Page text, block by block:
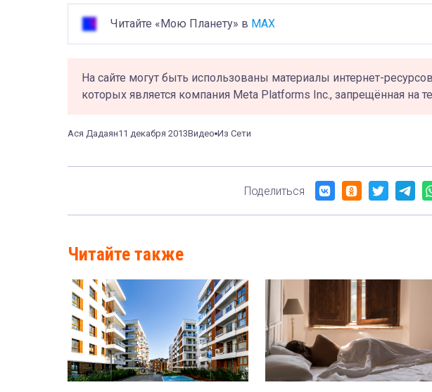
Читайте «Мою Планету» в MAX
На сайте могут быть использованы материалы интернет-
которых является компания Meta Platforms Inc., запрещённая на
Ася Дадаян11 декабря 2013Видео Из Сети
Поделиться
Читайте также